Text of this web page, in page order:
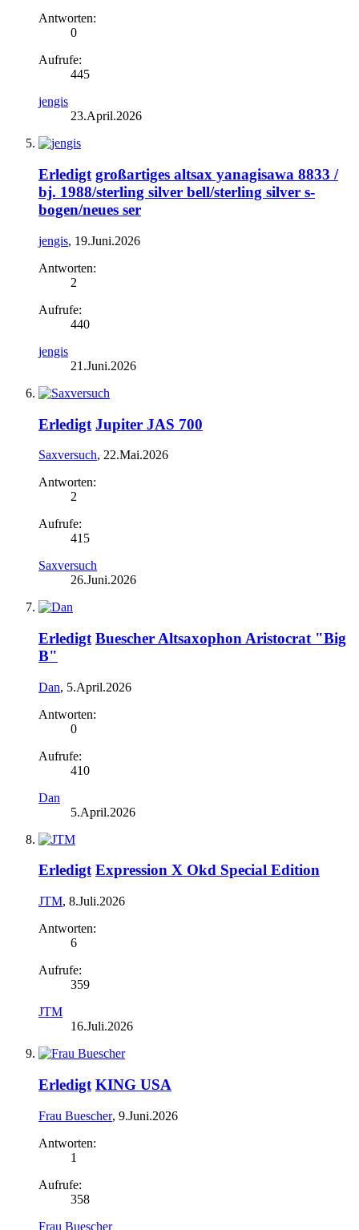
Antworten:
0
Aufrufe:
445
jengis
23.April.2026
Erledigt großartiges altsax yanagisawa 8833 /
bj. 1988/sterling silver bell/sterling silver s-
bogen/neues ser
jengis, 19.Juni.2026
Antworten:
2
Aufrufe:
440
jengis
21.Juni.2026
Erledigt Jupiter JAS 700
Saxversuch, 22.Mai.2026
Antworten:
2
Aufrufe:
415
Saxversuch
26.Juni.2026
Erledigt Buescher Altsaxophon Aristocrat "Big
B"
Dan, 5.April.2026
Antworten:
0
Aufrufe:
410
Dan
5.April.2026
Erledigt Expression X Okd Special Edition
JTM, 8.Juli.2026
Antworten:
6
Aufrufe:
359
JTM
16.Juli.2026
Erledigt KING USA
Frau Buescher, 9.Juni.2026
Antworten:
1
Aufrufe:
358
Frau Buescher